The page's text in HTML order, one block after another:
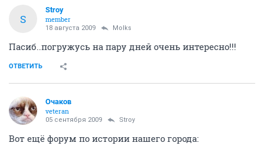
S
Stroy
member
18 августа 2009 Molks
Пасиб..погружусь на пару дней очень интересно!!!
ОТВЕТИТЬ
Очаков
veteran
05 сентября 2009 Stroy
Вот ещё форум по истории нашего города: